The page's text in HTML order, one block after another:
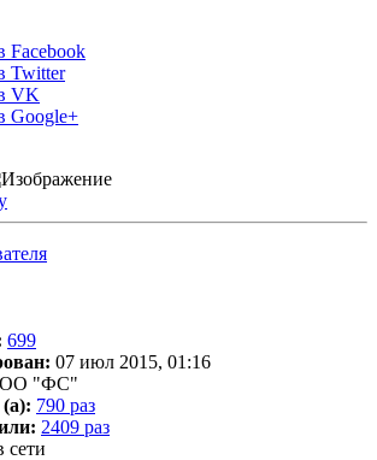
Facebook
Twitter
VK
Google+
699
07 июл 2015, 01:16
"ФС"
790 раз
2409 раз
сети